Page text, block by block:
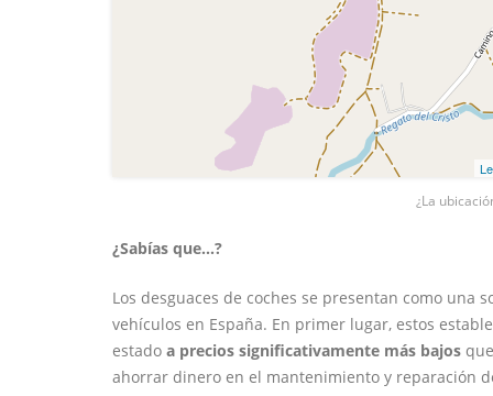
¿La
¿Sabías que...?
Los desguaces de coches se presentan como una
vehículos en España. En primer lugar, estos
estado a precios significativamente más bajos
ahorrar dinero en el mantenimiento y reparación